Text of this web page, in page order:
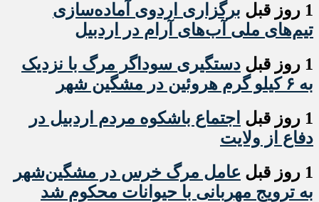
1 روز قبل
برگزاری اردوی آماده‌سازی
تیم‌های ملی آب‌های آرام در اردبیل
1 روز قبل
دستگیری سوداگر مرگ با نزدیک
به ۶ کیلو گرم هروئین در مشگین شهر
1 روز قبل
اجتماع باشکوه مردم اردبیل در
دفاع از ولایت
1 روز قبل
عامل مرگ خرس در مشگین‌شهر
به ترویج مهربانی با حیوانات محکوم شد